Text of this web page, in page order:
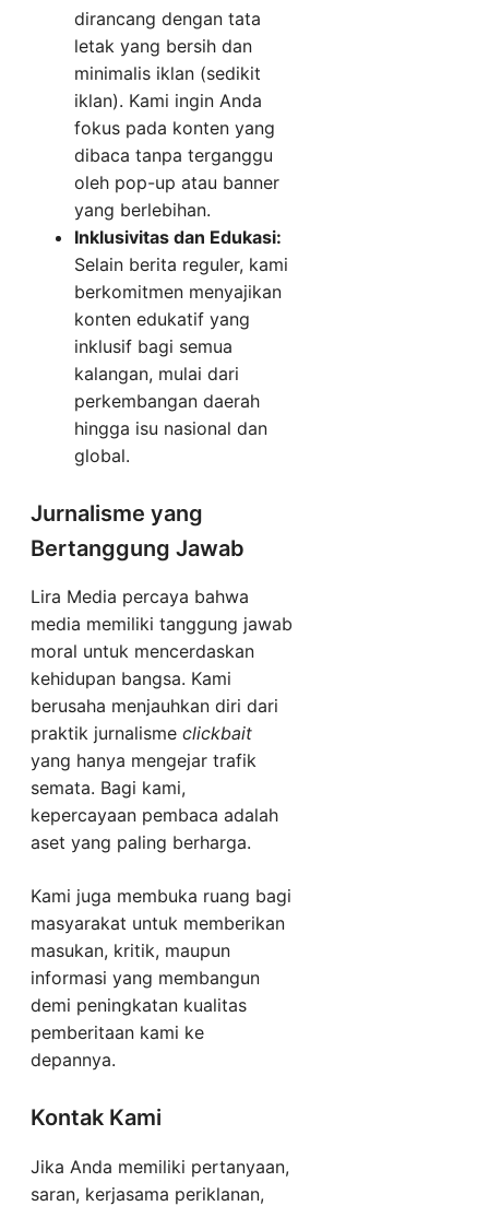
dirancang dengan tata
letak yang bersih dan
minimalis iklan (sedikit
iklan). Kami ingin Anda
fokus pada konten yang
dibaca tanpa terganggu
oleh pop-up atau banner
yang berlebihan.
Inklusivitas dan Edukasi:
Selain berita reguler, kami
berkomitmen menyajikan
konten edukatif yang
inklusif bagi semua
kalangan, mulai dari
perkembangan daerah
hingga isu nasional dan
global.
Jurnalisme yang
Bertanggung Jawab
Lira Media percaya bahwa
media memiliki tanggung jawab
moral untuk mencerdaskan
kehidupan bangsa. Kami
berusaha menjauhkan diri dari
praktik jurnalisme clickbait
yang hanya mengejar trafik
semata. Bagi kami,
kepercayaan pembaca adalah
aset yang paling berharga.
Kami juga membuka ruang bagi
masyarakat untuk memberikan
masukan, kritik, maupun
informasi yang membangun
demi peningkatan kualitas
pemberitaan kami ke
depannya.
Kontak Kami
Jika Anda memiliki pertanyaan,
saran, kerjasama periklanan,